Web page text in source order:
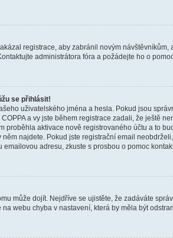
registrace, aby zabránil novým
administrátora fóra a požádejte ho o
se přihlásit!
uživatelského jména a hesla. Pokud jsou
a vy jste během registrace zadali, že ještě
proběhla aktivace nově registrovaného účtu a to
najdete. Pokud jste registrační email
adresu, zkuste s prosbou o pomoc
může dojít. Nejdříve se ujistěte, že zadáváte
webu chyba v nastavení, která by měla být